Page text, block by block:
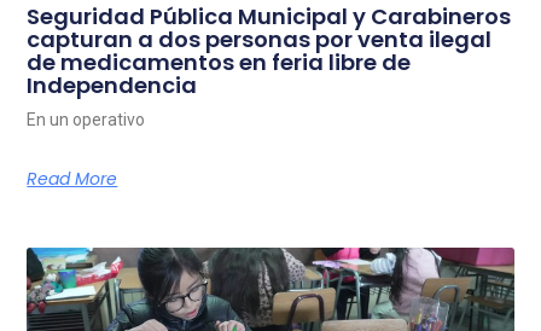
Seguridad Pública Municipal y Carabineros
capturan a dos personas por venta ilegal
de medicamentos en feria libre de
Independencia
En un operativo
Read More